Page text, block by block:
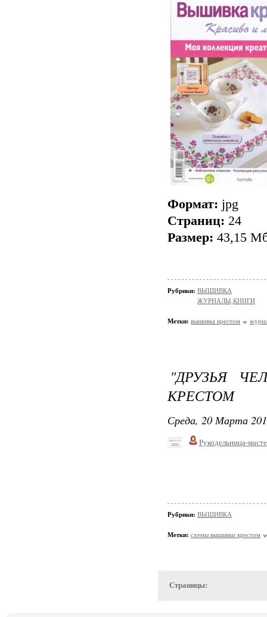
Формат: jpg
Страниц: 24
Размер: 43,15
Рубрики: ВЫШИВКА
ЖУРНАЛЫ,КНИГИ
Метки: вышивка крестом
"ДРУЗЬЯ
КРЕСТОМ
Среда, 20 Марта
Рукодельница-
Рубрики: ВЫШИВКА
Метки: схемы вышивки крестом
Страницы: